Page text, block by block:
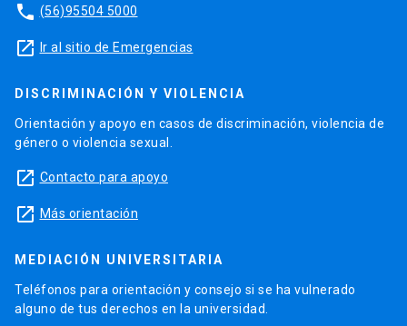
phone (56)95504 5000
launch Ir al sitio de Emergencias
DISCRIMINACIÓN Y VIOLENCIA
Orientación y apoyo en casos de discriminación, violencia de
género o violencia sexual.
launch Contacto para apoyo
launch Más orientación
MEDIACIÓN UNIVERSITARIA
Teléfonos para orientación y consejo si se ha vulnerado
alguno de tus derechos en la universidad.